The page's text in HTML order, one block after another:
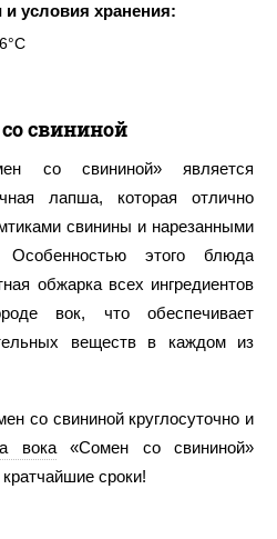
и условия хранения:
со свининой
со свининой» является
лапша, которая отлично
свинины и нарезанными
этого блюда
обжарка всех ингредиентов
вок, что обеспечивает
веществ в каждом из
со свининой круглосуточно и
вока«Сомен со свининой»
сроки!